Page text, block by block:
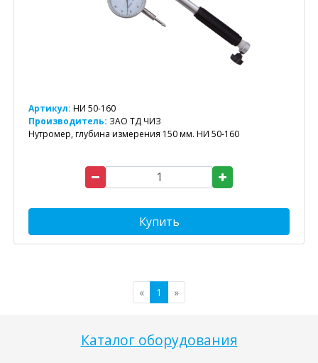
Каталог оборудования
Артикул: НИ 50-160
Производитель: ЗАО ТД ЧИЗ
Нутромер, глубина измерения 150 мм. НИ 50-160
Купить
« 1 »